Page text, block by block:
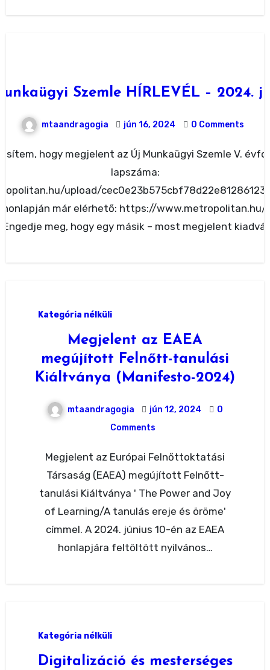
Szemle HÍRLEVÉL – 2024.
mtaandragogia jún 16, 2024 0 Comments
lapszáma:
upload/
honlapján már elérhető: https://
Engedje meg, hogy egy másik – most megjelent
Kategória nélküli
Megjelent az EAEA
megújított Felnőtt-tanulási
Kiáltványa (Manifesto-2024)
mtaandragogia jún 12, 2024
0
Comments
Megjelent az Európai Felnőttoktatási
Társaság (EAEA) megújított Felnőtt-
tanulási Kiáltványa ' The Power and Joy
of Learning/A tanulás ereje és öröme'
címmel. A 2024. június 10-én az EAEA
honlapjára feltöltött nyilvános…
Kategória nélküli
Digitalizáció és mesterséges